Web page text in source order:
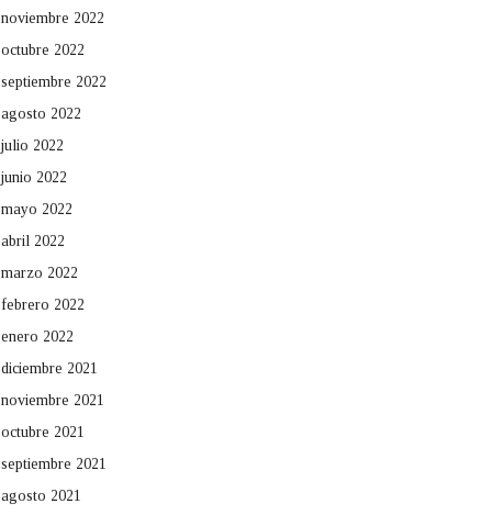
noviembre 2022
octubre 2022
septiembre 2022
agosto 2022
julio 2022
junio 2022
mayo 2022
abril 2022
marzo 2022
febrero 2022
enero 2022
diciembre 2021
noviembre 2021
octubre 2021
septiembre 2021
agosto 2021